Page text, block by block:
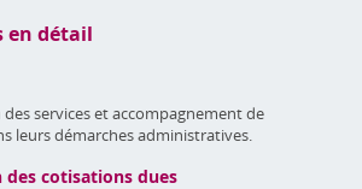
en détail
services et accompagnement de
leurs démarches administratives.
cotisations dues